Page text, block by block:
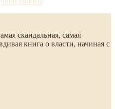
скандальная, самая
книга о власти, начиная с